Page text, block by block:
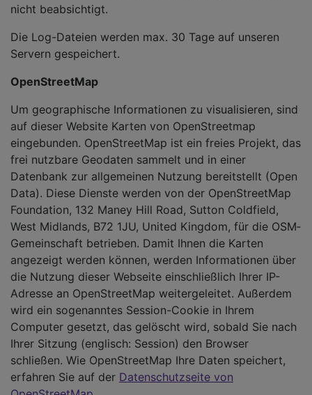
nicht beabsichtigt.
Die Log-Dateien werden max. 30 Tage auf unseren
Servern gespeichert.
OpenStreetMap
Um geographische Informationen zu visualisieren, sind
auf dieser Website Karten von OpenStreetmap
eingebunden. OpenStreetMap ist ein freies Projekt, das
frei nutzbare Geodaten sammelt und in einer
Datenbank zur allgemeinen Nutzung bereitstellt (Open
Data). Diese Dienste werden von der OpenStreetMap
Foundation, 132 Maney Hill Road, Sutton Cold­field,
West Midlands, B72 1JU, United Kingdom, für die OSM­
Gemeinschaft betrieben. Damit Ihnen die Karten
angezeigt werden können, werden Informationen über
die Nutzung dieser Webseite einschließlich Ihrer IP-
Adresse an OpenStreetMap weitergeleitet. Außerdem
wird ein sogenanntes Session-Cookie in Ihrem
Computer gesetzt, das gelöscht wird, sobald Sie nach
Ihrer Sitzung (englisch: Session) den Browser
schließen. Wie OpenStreetMap Ihre Daten speichert,
erfahren Sie auf der Datenschutzseite von